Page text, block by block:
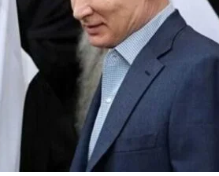
повод новия пакет мерки срещу